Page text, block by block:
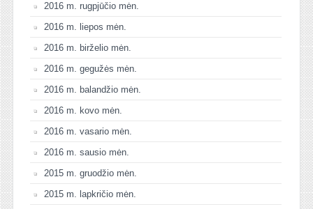
2016 m. rugpjūčio mėn.
2016 m. liepos mėn.
2016 m. birželio mėn.
2016 m. gegužės mėn.
2016 m. balandžio mėn.
2016 m. kovo mėn.
2016 m. vasario mėn.
2016 m. sausio mėn.
2015 m. gruodžio mėn.
2015 m. lapkričio mėn.